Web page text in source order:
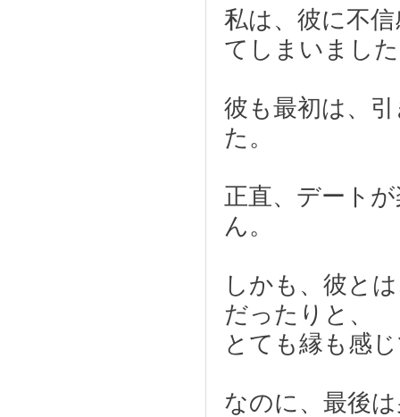
私は、彼に不
てしまいまし
彼も最初は、
た。
正直、デート
ん。
しかも、彼と
だったりと、
とても縁も感
なのに、最後